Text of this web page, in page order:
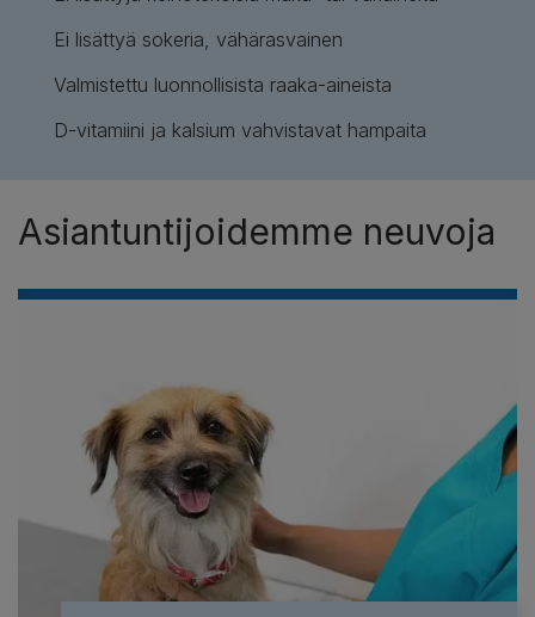
Ei lisättyä sokeria, vähärasvainen
Valmistettu luonnollisista raaka-aineista
D-vitamiini ja kalsium vahvistavat hampaita
Asiantuntijoidemme neuvoja